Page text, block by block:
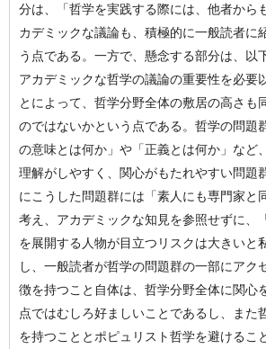
分は、「哲学を実践する際には、他者から
カデミックな議論も、積極的に一般読者に
う点である。一方で、懸念する部分は、以
アカデミックな哲学の議論の重要性を必要
とによって、哲学分野全体の敷居の高さも
のではないかという点である。哲学の問題
の意味とは何か」や「正義とは何か」など
理解がしやすく、関心がもたれやすい問題
にこうした問題群には「素人にも専門家と
考え、アカデミックな知見を参照せずに、
を展開する人物が目立つリスクは大きいと
し、一般読者が哲学の問題群の一部にアク
徴を持つこと自体は、哲学分野全体に関心
点ではむしろ好ましいことであるし、また
を持つこととポピュリスト哲学を避けるこ